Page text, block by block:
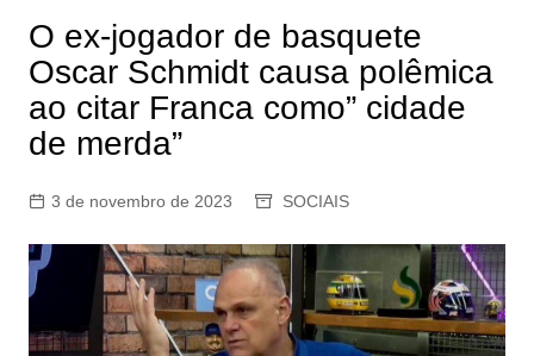
O ex-jogador de basquete
Oscar Schmidt causa polêmica
ao citar Franca como” cidade
de merda”
3 de novembro de 2023 SOCIAIS